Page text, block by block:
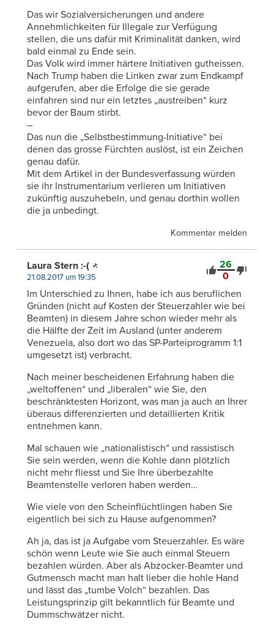
Das wir Sozialversicherungen und andere
Annehmlichkeiten für Illegale zur Verfügung
stellen, die uns dafür mit Kriminalität danken, wird
bald einmal zu Ende sein.
Das Volk wird immer härtere Initiativen gutheissen.
Nach Trump haben die Linken zwar zum Endkampf
aufgerufen, aber die Erfolge die sie gerade
einfahren sind nur ein letztes „austreiben“ kurz
bevor der Baum stirbt.
–
Das nun die „Selbstbestimmung-Initiative“ bei
denen das grosse Fürchten auslöst, ist ein Zeichen
genau dafür.
Mit dem Artikel in der Bundesverfassung würden
sie ihr Instrumentarium verlieren um Initiativen
zukünftig auszuhebeln, und genau dorthin wollen
die ja unbedingt.
Kommentar melden
26
0
Laura Stern :-(
21.08.2017 um 19:35
Im Unterschied zu Ihnen, habe ich aus beruflichen
Gründen (nicht auf Kosten der Steuerzahler wie bei
Beamten) in diesem Jahre schon wieder mehr als
die Hälfte der Zeit im Ausland (unter anderem
Venezuela, also dort wo das SP-Parteiprogramm 1:1
umgesetzt ist) verbracht.
Nach meiner bescheidenen Erfahrung haben die
„weltoffenen“ und „liberalen“ wie Sie, den
beschränktesten Horizont, was man ja auch an Ihrer
überaus differenzierten und detaillierten Kritik
entnehmen kann.
Mal schauen wie „nationalistisch“ und rassistisch
Sie sein werden, wenn die Kohle dann plötzlich
nicht mehr fliesst und Sie Ihre überbezahlte
Beamtenstelle verloren haben werden…
Wie viele von den Scheinflüchtlingen haben Sie
eigentlich bei sich zu Hause aufgenommen?
Ah ja, das ist ja Aufgabe vom Steuerzahler. Es wäre
schön wenn Leute wie Sie auch einmal Steuern
bezahlen würden. Aber als Abzocker-Beamter und
Gutmensch macht man halt lieber die hohle Hand
und lässt das „tumbe Volch“ bezahlen. Das
Leistungsprinzip gilt bekanntlich für Beamte und
Dummschwätzer nicht.